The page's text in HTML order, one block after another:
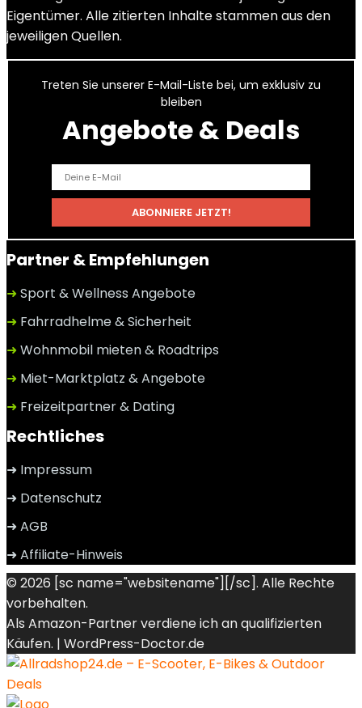
Eigentümer. Alle zitierten Inhalte stammen aus den
jeweiligen Quellen.
Treten Sie unserer E-Mail-Liste bei, um exklusiv zu
bleiben
Angebote & Deals
Partner & Empfehlungen
➜ Sport & Wellness Angebote
➜ Fahrradhelme & Sicherheit
➜ Wohnmobil mieten & Roadtrips
➜ Miet-Marktplatz & Angebote
➜ Freizeitpartner & Dating
Rechtliches
➜ Impressum
➜ Datenschutz
➜ AGB
➜ Affiliate-Hinweis
© 2026 [sc name="websitename"][/sc]. Alle Rechte
vorbehalten.
Als Amazon-Partner verdiene ich an qualifizierten
Käufen. | WordPress-Doctor.de